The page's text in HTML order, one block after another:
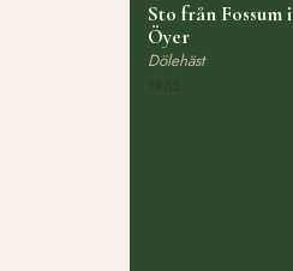
Sto från Fossum i
Öyer
Dölehäst